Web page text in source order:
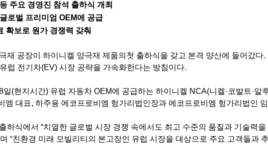
주요 경영진 참석 출하식 개최
글로벌 프리미엄 OEM에 공급
확보로 원가 경쟁력 갖춰
재 공장이 하이니켈 양극재 제품의첫 출하식을 갖고 본격 양산에 들어갔다.
럽 전기차(EV) 시장 공략을 가속화한다는 방침이다.
일(현지시간) 유럽 자동차 OEM에 공급하는 하이니켈 NCA(니켈·코발트·알
엠 대표, 하주용 에코프로비엠 헝가리법인장과 에코프로비엠 헝가리법인
하식에서 “치열한 글로벌 시장 경쟁 속에서도 최고 수준의 품질과 기술력
며 “친환경 미래 모빌리티의 본고장인 유럽 시장을 대상으로 주요 고객들과